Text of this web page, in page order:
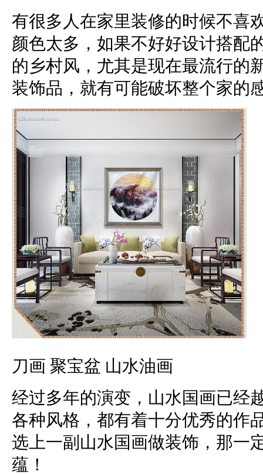
有很多人在家里装修的时候不喜
颜色太多，如果不好好设计搭配
的乡村风，尤其是现在最流行的
装饰品，就有可能破坏整个家的
刀画 聚宝盆 山水油画
经过多年的演变，山水国画已经
各种风格，都有着十分优秀的作
选上一副山水国画做装饰，那一
蕴！